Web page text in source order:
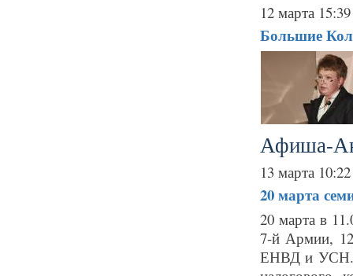
12 марта 15:39
Большие
Афиша-
13 марта 10:22
20 марта
20 марта в
7-й Армии,
ЕНВД и УСН.